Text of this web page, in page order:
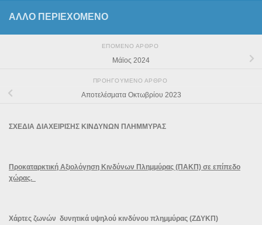
ΆΛΛΟ ΠΕΡΙΕΧΟΜΕΝΟ
ΕΠΌΜΕΝΟ ΆΡΘΡΟ
Μάϊος 2024
ΠΡΟΗΓΟΎΜΕΝΟ ΆΡΘΡΟ
Αποτελέσματα Οκτωβρίου 2023
ΣΧΕΔΙΑ ΔΙΑΧΕΙΡΙΣΗΣ ΚΙΝΔΥΝΩΝ ΠΛΗΜΜΥΡΑΣ
Προκαταρκτική Αξιολόγηση Κινδύνων Πλημμύρας (ΠΑΚΠ) σε επίπεδο
χώρας.
Χάρτες ζωνών δυνητικά υψηλού κινδύνου πλημμύρας (ΖΔΥΚΠ)